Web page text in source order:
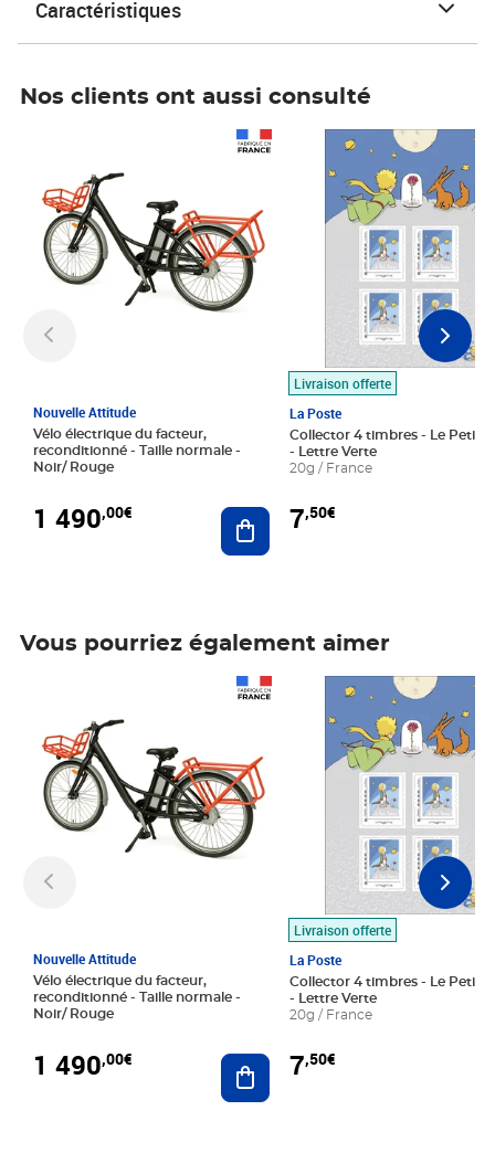
Caractéristiques
Nos clients ont aussi consulté
Nouvelle Attitude
Vélo électrique du facteur,
reconditionné - Taille normale -
Noir/ Rouge
1 490,00€ Ajouter au panier
Livraison offerte
La Poste
Collector 4 timbres - Le Petit
- Lettre Verte
20g / France
7,50€
Prix 7,50€
Vous pourriez également aimer
Nouvelle Attitude
Vélo électrique du facteur,
reconditionné - Taille normale -
Noir/ Rouge
1 490,00€ Ajouter au panier
Livraison offerte
La Poste
Collector 4 timbres - Le Petit
- Lettre Verte
20g / France
7,50€
Prix 7,50€